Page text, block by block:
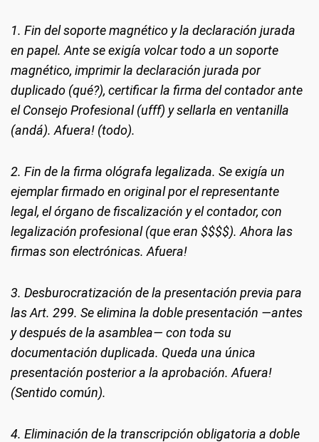
1. Fin del soporte magnético y la declaración jurada
en papel. Ante se exigía volcar todo a un soporte
magnético, imprimir la declaración jurada por
duplicado (qué?), certificar la firma del contador ante
el Consejo Profesional (ufff) y sellarla en ventanilla
(andá). Afuera! (todo).
2. Fin de la firma ológrafa legalizada. Se exigía un
ejemplar firmado en original por el representante
legal, el órgano de fiscalización y el contador, con
legalización profesional (que eran $$$$). Ahora las
firmas son electrónicas. Afuera!
3. Desburocratización de la presentación previa para
las Art. 299. Se elimina la doble presentación —antes
y después de la asamblea— con toda su
documentación duplicada. Queda una única
presentación posterior a la aprobación. Afuera!
(Sentido común).
4. Eliminación de la transcripción obligatoria a doble